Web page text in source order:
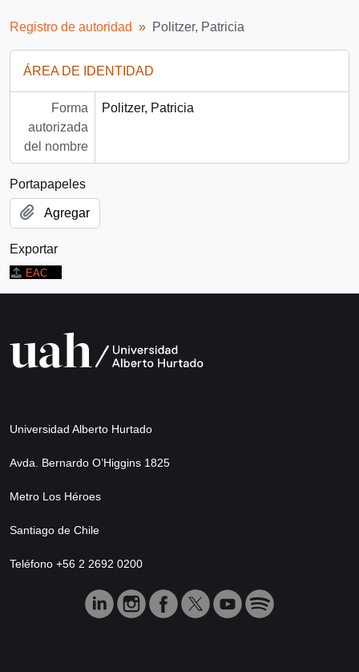
Registro de autoridad Politzer, Patricia
ÁREA DE IDENTIDAD
Forma
autorizada
del nombre
Politzer, Patricia
Portapapeles
Agregar
Exportar
EAC
Universidad Alberto Hurtado
Avda. Bernardo O’Higgins 1825
Metro Los Héroes
Santiago de Chile
Teléfono +56 2 2692 0200